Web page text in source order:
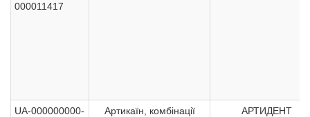
000011417
UA-000000000-
Артикаїн, комбінації АРТИДЕНТ